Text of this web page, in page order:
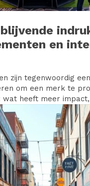
en
zijn tegenwoordig
om een merk te
wat heeft meer impact,